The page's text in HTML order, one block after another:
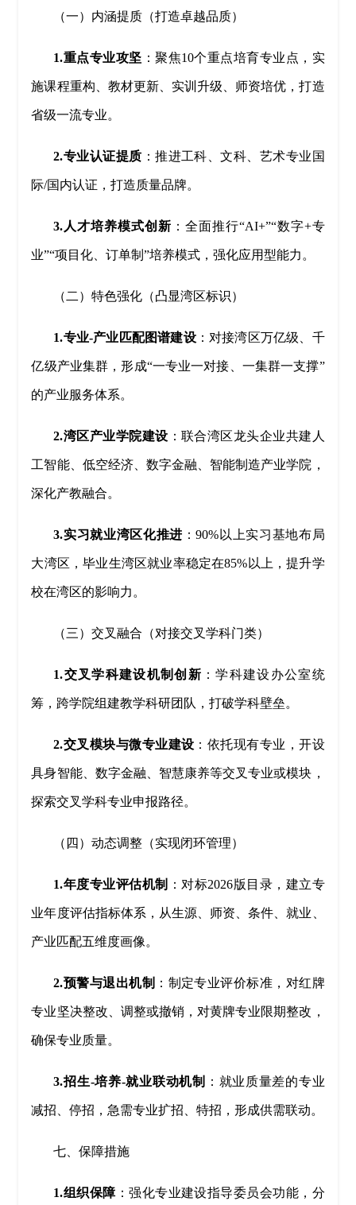
（一）内涵提质（打造卓越品质）
1.重点专业攻坚 ：聚焦10个重点培育专业点，实
施课程重构、教材更新、实训升级、师资培优，打造
省级一流专业。
2.专业认证提质 ：推进工科、文科、艺术专业国
际/国内认证，打造质量品牌。
3.人才培养模式创新 ：全面推行“AI+”“数字+专
业”“项目化、订单制”培养模式，强化应用型能力。
（二）特色强化（凸显湾区标识）
1.专业-产业匹配图谱建设：对接湾区万亿级、千
亿级产业集群，形成“一专业一对接、一集群一支撑”
的产业服务体系。
2.湾区产业学院建设 ：联合湾区龙头企业共建人
工智能、低空经济、数字金融、智能制造产业学院，
深化产教融合。
3.实习就业湾区化推进 ：90%以上实习基地布局
大湾区，毕业生湾区就业率稳定在85%以上，提升学
校在湾区的影响力。
（三）交叉融合（对接交叉学科门类）
1.交叉学科建设机制创新 ：学科建设办公室统
筹，跨学院组建教学科研团队，打破学科壁垒。
2.交叉模块与微专业建设 ：依托现有专业，开设
具身智能、数字金融、智慧康养等交叉专业或模块，
探索交叉学科专业申报路径。
（四）动态调整（实现闭环管理）
1.年度专业评估机制 ：对标2026版目录，建立专
业年度评估指标体系，从生源、师资、条件、就业、
产业匹配五维度画像。
2.预警与退出机制 ：制定专业评价标准，对红牌
专业坚决整改、调整或撤销，对黄牌专业限期整改，
确保专业质量。
3.招生-培养-就业联动机制 ：就业质量差的专业
减招、停招，急需专业扩招、特招，形成供需联动。
七、保障措施
1.组织保障：强化专业建设指导委员会功能，分